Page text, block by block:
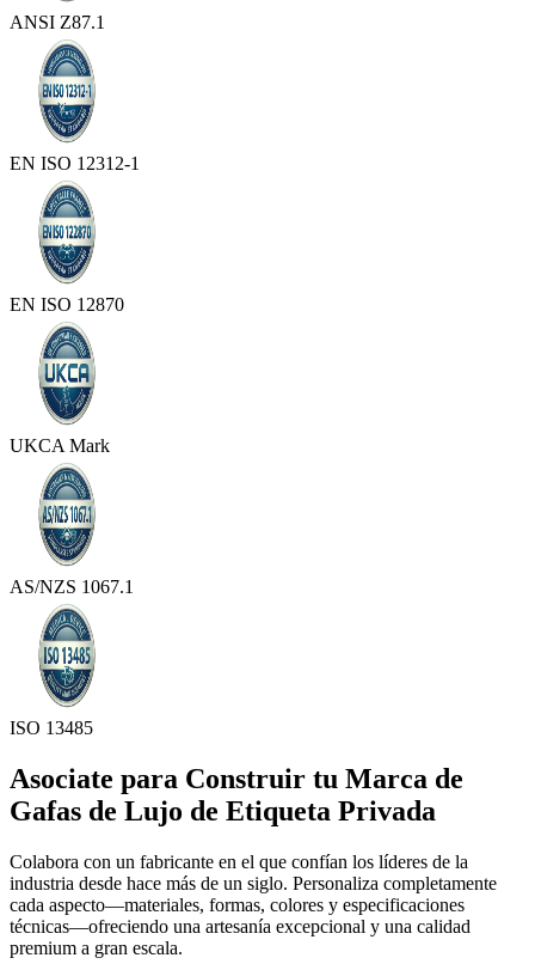
ANSI Z87.1
EN ISO 12312-1
EN ISO 12870
UKCA Mark
AS/NZS 1067.1
ISO 13485
Asociate para Construir tu Marca de
Gafas de Lujo de Etiqueta Privada
Colabora con un fabricante en el que confían los líderes de la
industria desde hace más de un siglo. Personaliza completamente
cada aspecto—materiales, formas, colores y especificaciones
técnicas—ofreciendo una artesanía excepcional y una calidad
premium a gran escala.